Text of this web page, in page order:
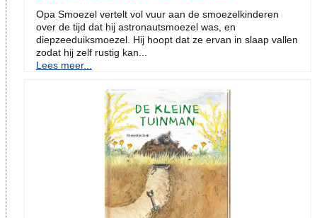
Opa Smoezel vertelt vol vuur aan de smoezelkinderen
over de tijd dat hij astronautsmoezel was, en
diepzeeduiksmoezel. Hij hoopt dat ze ervan in slaap vallen
zodat hij zelf rustig kan...
Lees meer...